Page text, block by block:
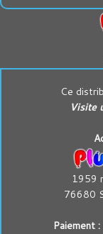
Ce
Visite
1959
76680
Paiement :